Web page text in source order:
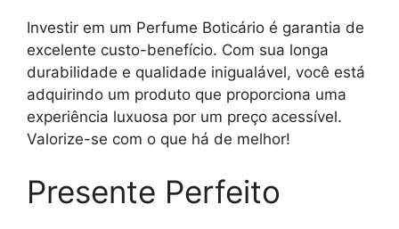
Investir em um Perfume Boticário é garantia de
excelente custo-benefício. Com sua longa
durabilidade e qualidade inigualável, você está
adquirindo um produto que proporciona uma
experiência luxuosa por um preço acessível.
Valorize-se com o que há de melhor!
Presente Perfeito